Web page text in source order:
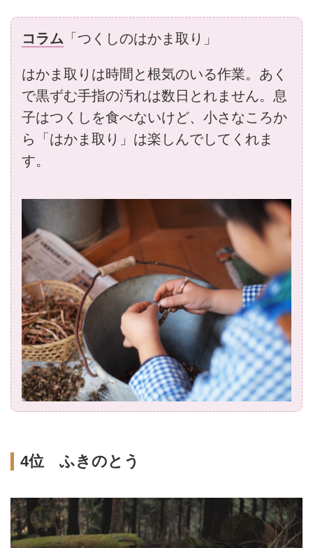
コラム 「つくしのはかま取り」
はかま取りは時間と根気のいる作業。あく
で黒ずむ手指の汚れは数日とれません。息
子はつくしを食べないけど、小さなころか
ら「はかま取り」は楽しんでしてくれま
す。
4位 ふきのとう